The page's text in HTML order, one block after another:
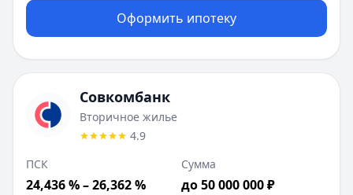
Оформить ипотеку
Совкомбанк
Вторичное жилье
4.9
ПСК
24,436 % – 26,362 %
Сумма
до 50 000 000 ₽